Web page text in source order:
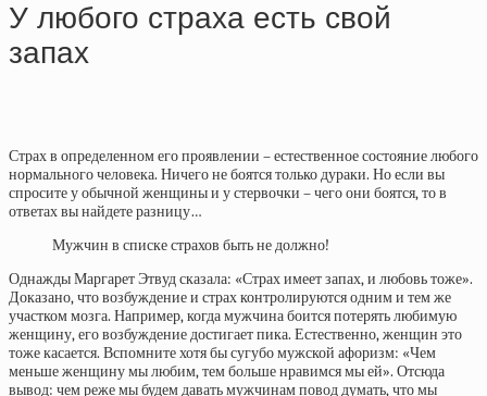
У любого страха есть свой
запах
Страх в определенном его проявлении – естественное состояние любого
нормального человека. Ничего не боятся только дураки. Но если вы
спросите у обычной женщины и у стервочки – чего они боятся, то в
ответах вы найдете разницу…
Мужчин в списке страхов быть не должно!
Однажды Маргарет Этвуд сказала: «Страх имеет запах, и любовь тоже».
Доказано, что возбуждение и страх контролируются одним и тем же
участком мозга. Например, когда мужчина боится потерять любимую
женщину, его возбуждение достигает пика. Естественно, женщин это
тоже касается. Вспомните хотя бы сугубо мужской афоризм: «Чем
меньше женщину мы любим, тем больше нравимся мы ей». Отсюда
вывод: чем реже мы будем давать мужчинам повод думать, что мы